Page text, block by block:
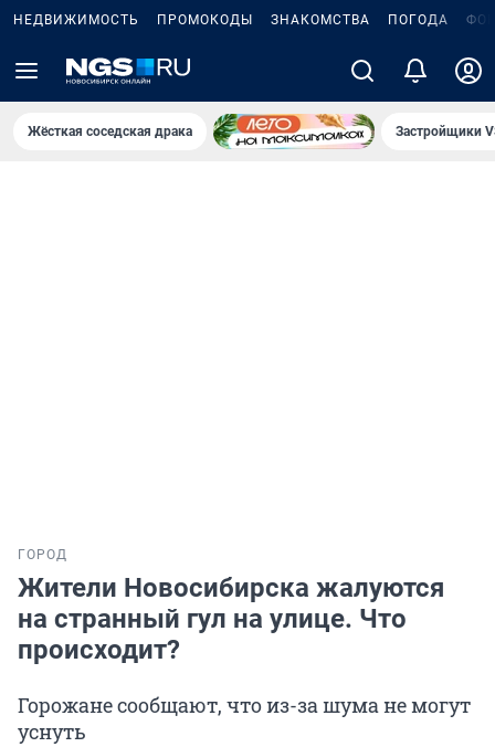
НЕДВИЖИМОСТЬ ПРОМОКОДЫ ЗНАКОМСТВА ПОГОДА
Жёсткая соседская драка Застройщики
ГОРОД
Жители Новосибирска жалуются
на странный гул на улице. Что
происходит?
Горожане сообщают, что из-за шума не могут
уснуть